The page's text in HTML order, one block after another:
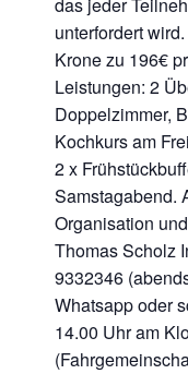
das jeder
unterfordert
Krone zu 196€
Leistungen: 2
Doppelzimmer,
Kochkurs am
2 x
Samstagabend.
Organisation
Thomas Scholz
9332346
Whatsapp oder
14.00 Uhr am